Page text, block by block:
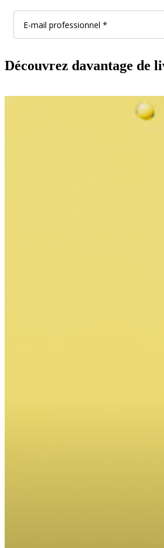
Découvrez davantage de